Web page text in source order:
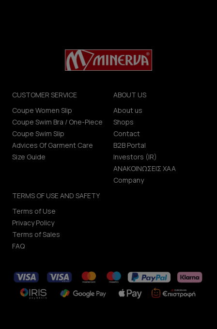
CUSTOMER SERVICE
Coupe Women Slip
Coupe Swim Bra / One-Piece
Coupe Swim Slip
Advices Of Garment Care
Size Guide
ABOUT US
About us
Shops
Contact
B2B Portal
Investors (IR)
ΑΝΑΚΟΙΝΩΣΕΙΣ ΧΑΑ
Company
TERMS OF USE AND SAFETY
Terms of Use
Privacy Policy
Terms of Sales
FAQ